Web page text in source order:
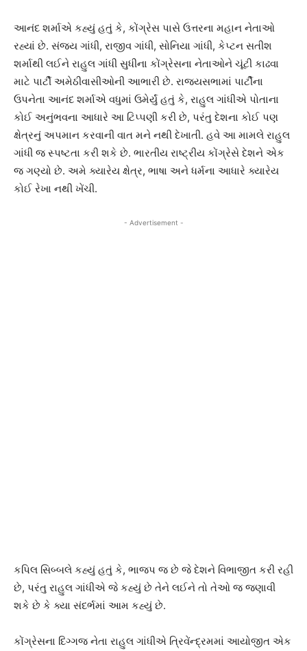
આનંદ શર્માએ કહ્યું હતું કે, કોંગ્રેસ પાસે ઉત્તરના મહાન નેતાઓ
રહ્યાં છે. સંજય ગાંધી, રાજીવ ગાંધી, સોનિયા ગાંધી, કેપ્ટન સતીશ
શર્માથી લઈને રાહુલ ગાંધી સુધીના કોંગ્રેસના નેતાઓને ચૂંટી કાઢવા
માટે પાર્ટી અમેઠીવાસીઓની આભારી છે. રાજ્યસભામાં પાર્ટીના
ઉપનેતા આનંદ શર્માએ વધુમાં ઉમેર્યું હતું કે, રાહુલ ગાંધીએ પોતાના
કોઈ અનુંભવના આધારે આ ટિપ્પણી કરી છે, પરંતુ દેશના કોઈ પણ
ક્ષેત્રનું અપમાન કરવાની વાત મને નથી દેખાતી. હવે આ મામલે રાહુલ
ગાંધી જ સ્પષ્ટતા કરી શકે છે. ભારતીય રાષ્ટ્રીય કોંગ્રેસે દેશને એક
જ ગણ્યો છે. અમે ક્યારેય ક્ષેત્ર, ભાષા અને ધર્મના આધારે ક્યારેય
કોઈ રેખા નથી ખેંચી.
- Advertisement -
કપિલ સિબ્બલે કહ્યું હતું કે, ભાજપ જ છે જે દેશને વિભાજીત કરી રહી
છે, પરંતુ રાહુલ ગાંધીએ જે કહ્યું છે તેને લઈને તો તેઓ જ જણાવી
શકે છે કે ક્યા સંદર્ભમાં આમ કહ્યું છે.
કોંગ્રેસના દિગ્ગજ નેતા રાહુલ ગાંધીએ ત્રિવેંન્દ્રમમાં આયોજીત એક